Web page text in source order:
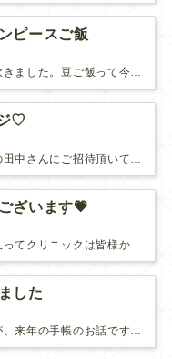
ピースご飯
グリーンピースご飯を炊きました。豆ご飯って今まであまり魅力を感じなかったし、そもそも「グリーンピースを食べたい」と思うことがなか…
♡
ざいます💗
ゴールデンウィークに入ってクリニックは皆様から見えないバックスペースで小走り！という感じです。お待たせすることもあって、本当…
した
ちょっと気が早いですが、来年の手帳のお話です♪私はこの何年か、スマホでスケジュール管理していました。手帳を持ち歩く必要がないです…